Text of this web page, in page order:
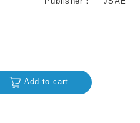
Add to cart